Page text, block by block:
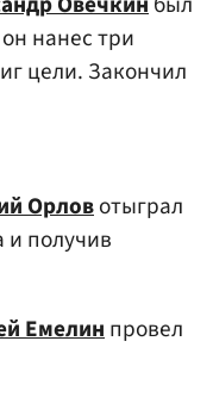
нанес три
цели. Закончил
Орловотыграл
и получив
Емелинпровел